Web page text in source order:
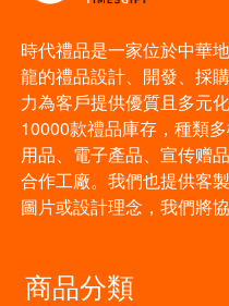
時代禮品是一家位於中華
龍的禮品設計、開發、採
力為客戶提供優質且多元
10000款禮品庫存，種類
用品、電子產品、宣传赠
合作工廠。我們也提供客
圖片或設計理念，我們將
商品分類